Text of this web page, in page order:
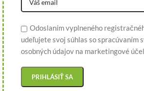
Odoslaním vyplneného
udeľujete svoj súhlas so spracúvaním
osobných údajov na marketingové